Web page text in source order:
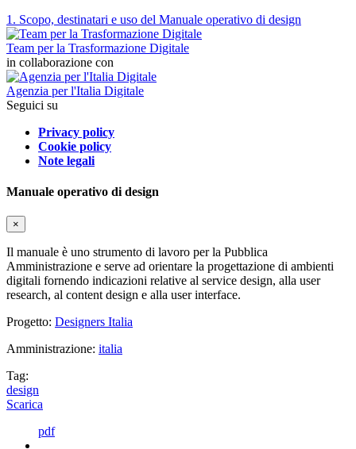
1. Scopo, destinatari e uso del Manuale operativo di design
Team per la Trasformazione Digitale
in collaborazione con
Agenzia per l'Italia Digitale
Seguici su
Privacy policy
Cookie policy
Note legali
Manuale operativo di design
×
Il manuale è uno strumento di lavoro per la Pubblica
Amministrazione e serve ad orientare la progettazione di ambienti
digitali fornendo indicazioni relative al service design, alla user
research, al content design e alla user interface.
Progetto: Designers Italia
Amministrazione: italia
Tag:
design
Scarica
pdf